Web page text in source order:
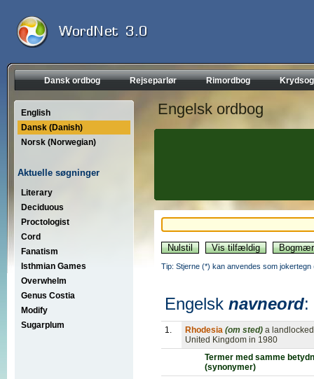
Dansk ordbog Rejseparlør Rimordbog
English
Dansk (Danish)
Norsk (Norwegian)
Aktuelle søgninger
Literary
Deciduous
Proctologist
Cord
Fanatism
Isthmian Games
Overwhelm
Genus Costia
Modify
Sugarplum
Engelsk ordbog
Tip: Stjerne (*) kan anvendes som
Engelsk navneord:
1. Rhodesia (om sted) a
United Kingdom in 1980
Termer med samme
(synonymer)